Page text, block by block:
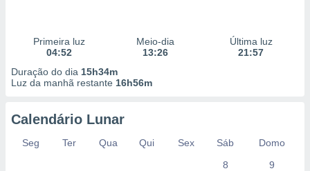
Primeira luz
04:52
Meio-dia
13:26
Última luz
21:57
Duração do dia 15h34m
Luz da manhã restante 16h56m
Calendário Lunar
Seg Ter Qua Qui Sex Sáb
Domo
8
9